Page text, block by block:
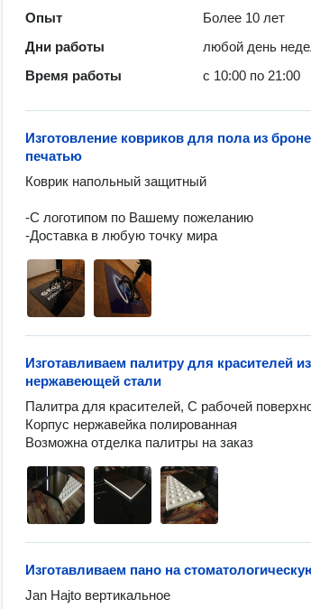
Опыт
Более 10 лет
Дни работы
любой день
Время работы
с 10:00 по 21:00
Изготовление ковриков для пола из
печатью
Коврик напольный защитный
-С логотипом по Вашему пожеланию
Изготавливаем палитру для красителей из
нержавеющей стали
Палитра для красителей, С рабочей
Корпус нержавейка полированная
Возможна отделка палитры на заказ
Изготавливаем пано на
Jan Hajto вертикальное